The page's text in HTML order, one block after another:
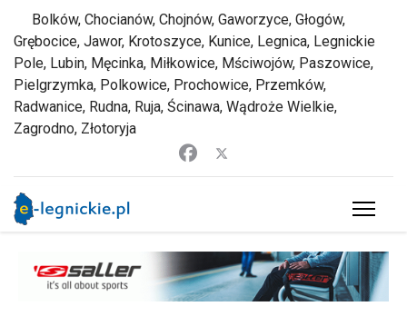
Bolków, Chocianów, Chojnów, Gaworzyce, Głogów,
Grębocice, Jawor, Krotoszyce, Kunice, Legnica, Legnickie
Pole, Lubin, Męcinka, Miłkowice, Mściwojów, Paszowice,
Pielgrzymka, Polkowice, Prochowice, Przemków,
Radwanice, Rudna, Ruja, Ścinawa, Wądroże Wielkie,
Zagrodno, Złotoryja